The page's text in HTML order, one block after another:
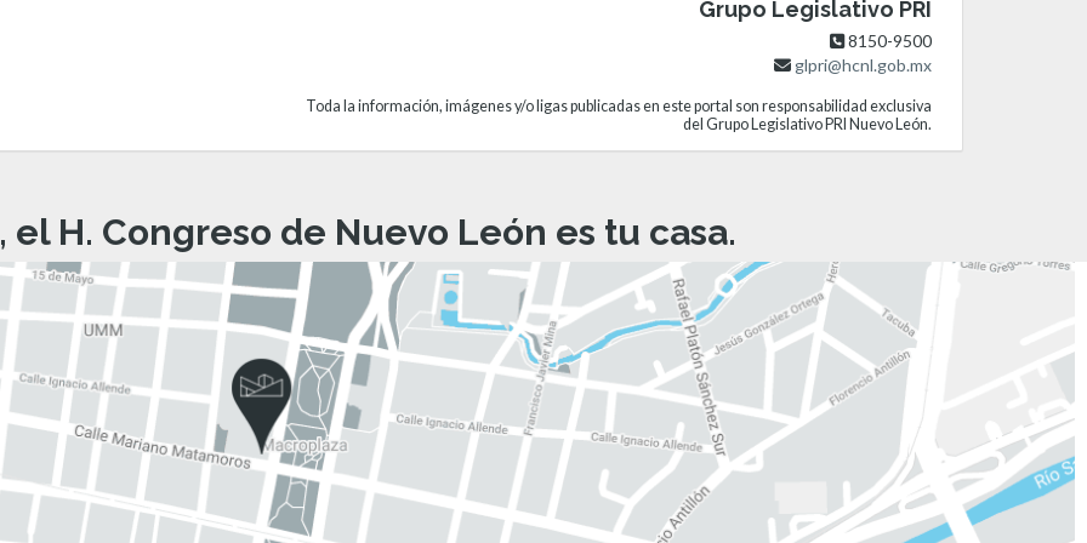
Grupo Legislativo PRI
8150-9500
glpri@hcnl.gob.mx
Toda la información, imágenes y/o ligas publicadas en este portal son responsabilidad exclusiva
del Grupo Legislativo PRI Nuevo León.
el H. Congreso de Nuevo León es tu casa.